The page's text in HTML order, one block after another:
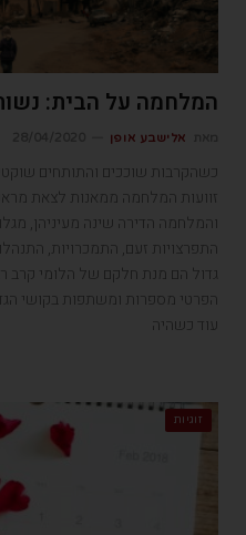
המלחמה על הבית:
אלישבע אופן
כשהקרבות שוככים והתותחים
זוועות המלחמה ממאנות לצאת
והמלחמה הדירה שינה מעיניהן,
התפרצויות זעם, התמכרויות,
גדול הם מנת חלקם של הלומי קרב
הפרטי מספרות ומשתפות בקושי
עוד כשהיה
זוגיות